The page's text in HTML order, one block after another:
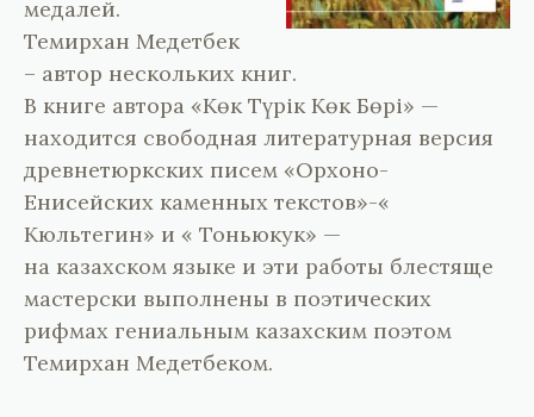
медалей.
Темирхан Медетбек
– автор нескольких книг.
В книге автора «Көк Түрік Көк Бөрі» —
находится свободная литературная версия
древнетюркских писем «Орхоно-
Енисейских каменных текстов»-«
Кюльтегин» и « Тоньюкук» —
на казахском языке и эти работы блестяще
мастерски выполнены в поэтических
рифмах гениальным казахским поэтом
Темирхан Медетбеком.